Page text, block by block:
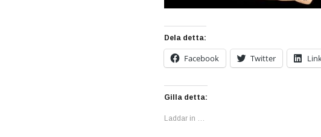
Dela detta:
Facebook Twitter
Gilla detta:
Laddar in …